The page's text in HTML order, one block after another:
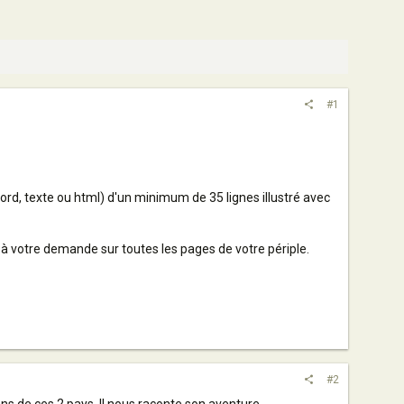
#1
texte ou html) d'un minimum de 35 lignes illustré avec
votre demande sur toutes les pages de votre périple.
#2